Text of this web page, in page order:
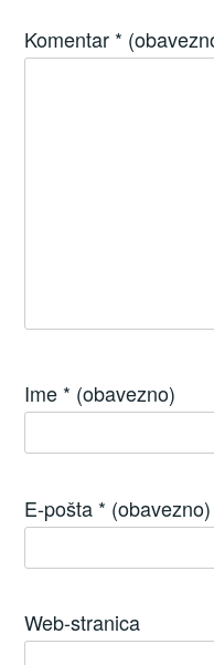
Komentar *
Ime * (obavezno)
E-pošta * (obavezno)
Web-stranica